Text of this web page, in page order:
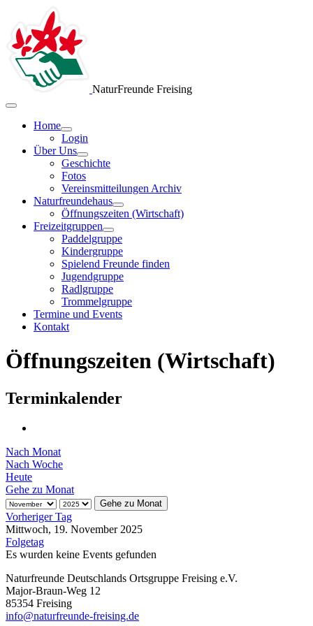
NaturFreunde Freising
Home
Login
Über Uns
Geschichte
Fotos
Vereinsmitteilungen Archiv
Naturfreundehaus
Öffnungszeiten (Wirtschaft)
Freizeitgruppen
Paddelgruppe
Kindergruppe
Spielend Freunde finden
Jugendgruppe
Radlgruppe
Trommelgruppe
Termine und Events
Kontakt
Öffnungszeiten (Wirtschaft)
Terminkalender
Nach Monat
Nach Woche
Heute
Gehe zu Monat
Gehe zu Monat
Vorheriger Tag
Mittwoch, 19. November 2025
Folgetag
Es wurden keine Events gefunden
Naturfreunde Deutschlands Ortsgruppe Freising e.V.
Major-Braun-Weg 12
85354 Freising
info@naturfreunde-freising.de